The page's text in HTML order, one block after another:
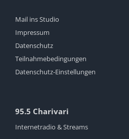
Mail ins Studio
Impressum
Datenschutz
Teilnahmebedingungen
Datenschutz-Einstellungen
95.5 Charivari
Internetradio & Streams